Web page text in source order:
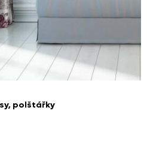
polštářky